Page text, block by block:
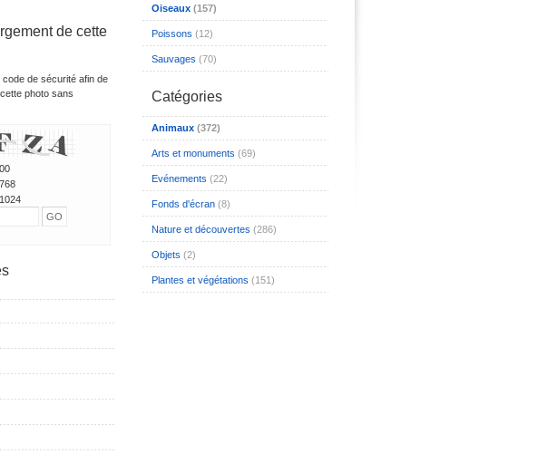
de cette
de sécurité afin de
photo sans
Oiseaux (157)
Poissons (12)
Sauvages (70)
Catégories
Animaux (372)
Arts et monuments (69)
Evénements (22)
Fonds d'écran (8)
Nature et découvertes (286)
Objets (2)
Plantes et végétations (151)